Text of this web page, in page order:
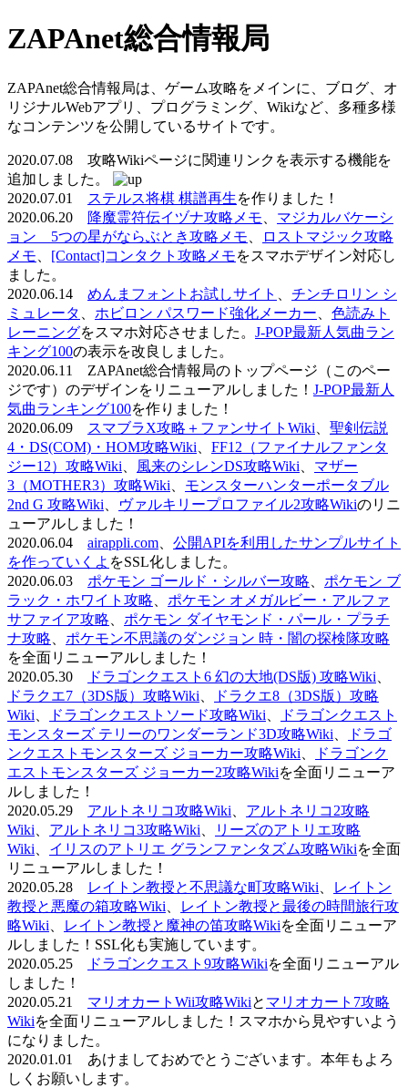
ZAPAnet総合情報局
ZAPAnet総合情報局は、ゲーム攻略をメインに、ブログ、オ
リジナルWebアプリ、プログラミング、Wikiなど、多種多様
なコンテンツを公開しているサイトです。
2020.07.08 攻略Wikiページに関連リンクを表示する機能を
追加しました。
2020.07.01
ステルス将棋 棋譜再生を作りました！
2020.06.20
降魔霊符伝イヅナ攻略メモ
マジカルバケーシ
ョン 5つの星がならぶとき攻略メモ
ロストマジック攻略
メモ
[Contact]コンタクト攻略メモをスマホデザイン対応し
ました。
2020.06.14 めんまフォントお試しサイト
チンチロリン シ
ミュレータ
ホビロン パスワード強化メーカー
色読みト
レーニングをスマホ対応させました。 J-POP最新人気曲ラン
キング100の表示を改良しました。
2020.06.11 ZAPAnet総合情報局のトップページ（このペー
ジです）のデザインをリニューアルしました！ J-POP最新人
気曲ランキング100を作りました！
2020.06.09
スマブラX攻略＋ファンサイトWiki
聖剣伝説
4・DS(COM)・HOM攻略Wiki
FF12（ファイナルファンタ
ジー12）攻略Wiki
風来のシレンDS攻略Wiki
マザー
3（MOTHER3）攻略Wiki
モンスターハンターポータブル
2nd G 攻略Wiki
ヴァルキリープロファイル2攻略Wikiのリニ
ューアルしました！
2020.06.04 airappli.com
公開APIを利用したサンプルサイト
を作っていくよ をSSL化しました。
2020.06.03 ポケモン ゴールド・シルバー攻略
ポケモン ブ
ラック・ホワイト攻略
ポケモン オメガルビー・アルファ
サファイア攻略
ポケモン ダイヤモンド・パール・プラチ
ナ攻略
ポケモン不思議のダンジョン 時・闇の探検隊攻略
を全面リニューアルしました！
2020.05.30
ドラゴンクエスト6 幻の大地(DS版) 攻略Wiki
ドラクエ7（3DS版）攻略Wiki
ドラクエ8（3DS版）攻略
Wiki
ドラゴンクエストソード攻略Wiki
ドラゴンクエスト
モンスターズ テリーのワンダーランド3D攻略Wiki
ドラゴ
ンクエストモンスターズ ジョーカー攻略Wiki
ドラゴンク
エストモンスターズ ジョーカー2攻略Wikiを全面リニューア
ルしました！
2020.05.29 アルトネリコ攻略Wiki
アルトネリコ2攻略
Wiki
アルトネリコ3攻略Wiki
リーズのアトリエ攻略
Wiki
イリスのアトリエ グランファンタズム攻略Wikiを全面
リニューアルしました！
2020.05.28
レイトン教授と不思議な町攻略Wiki
レイトン
教授と悪魔の箱攻略Wiki
レイトン教授と最後の時間旅行攻
略Wiki
レイトン教授と魔神の笛攻略Wikiを全面リニューア
ルしました！SSL化も実施しています。
2020.05.25
ドラゴンクエスト9攻略Wikiを全面リニューアル
しました！
2020.05.21 マリオカートWii攻略Wikiと マリオカート7攻略
Wikiを全面リニューアルしました！スマホから見やすいよう
になりました。
2020.01.01 あけましておめでとうございます。本年もよろ
しくお願いします。